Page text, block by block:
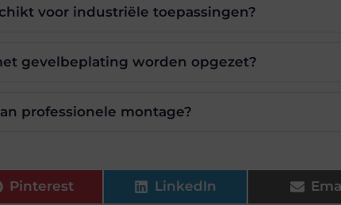
voor industriële toepassingen?
gevelbeplating worden opgezet?
professionele montage?
Pinterest LinkedIn